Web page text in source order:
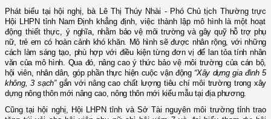
Phát biểu tại hội nghị, bà Lê Thị Thúy Nhài - Phó Chủ tịch Thường trực
Hội LHPN tỉnh Nam Địnhkhẳng định việc thành lập mô hình là một hoạt
động thiết thực, ýnghĩa, nhằm bảo vệ môi trường và gây quỹ hỗ trợ phụ
nữ, trẻ em có hoàn cảnh khó khăn. Mô hình sẽ được nhân rộng, với những
cách làm sáng tạo, phù hợp với điều kiện từng đơn vị để lan tỏa tính nhân
văn của mô hình. Qua đó, nâng cao ý thức bảo vệ môi trường của cán bộ,
hội viên, nhân dân, góp phần thực hiện cuộc vận động “Xây dựng gia đình 5
không, 3 sạch”gắn với nâng cao chất lượng tiêu chí môi trường trong xây
dựng nông thôn mới nâng cao, nông thôn mới kiểu mẫu tại địa phương.
Cũng tại hội nghị, Hội LHPN tỉnh và Sở Tài nguyên môi trường tỉnh trao